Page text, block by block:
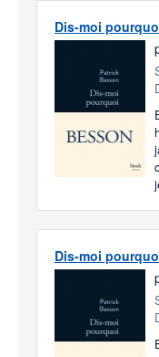
Dis-moi
Dis-moi